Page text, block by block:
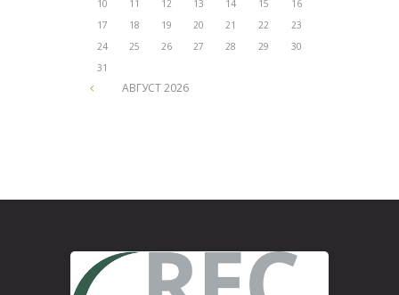
АВГУСТ 2026
10
11 12 13 14 15
16
17
18 19 20 21 22
23
24
25 26 27 28 29
30
31